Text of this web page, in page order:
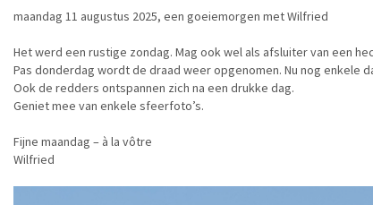
maandag 11 augustus 2025, een goeiemorgen met Wilfried
Het werd een rustige zondag. Mag ook wel als afsluiter van een
Pas donderdag wordt de draad weer opgenomen. Nu nog enkele
Ook de redders ontspannen zich na een drukke dag.
Geniet mee van enkele sfeerfoto’s.
Fijne maandag – à la vôtre
Wilfried